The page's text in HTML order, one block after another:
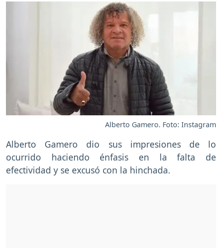
Alberto Gamero. Foto: Instagram
Alberto Gamero dio sus impresiones de lo
ocurrido haciendo énfasis en la falta de
efectividad y se excusó con la hinchada.